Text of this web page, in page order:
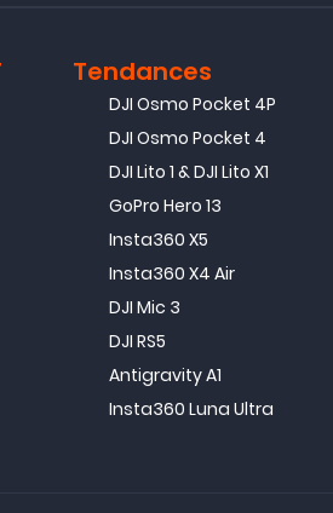
Tendances
DJI Osmo Pocket 4P
DJI Osmo Pocket 4
DJI Lito 1 & DJI Lito X1
GoPro Hero 13
Insta360 X5
Insta360 X4 Air
DJI Mic 3
DJI RS5
Antigravity A1
Insta360 Luna Ultra